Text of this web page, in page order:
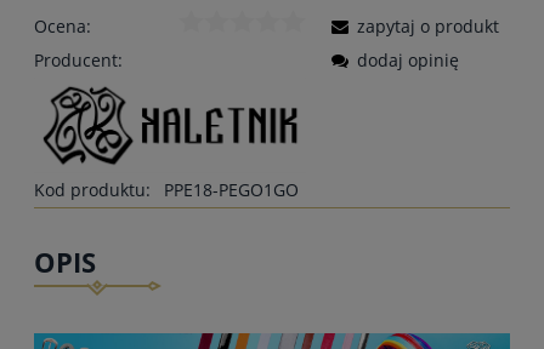
Ocena:
Producent:
Kod produktu: PPE18-PEGO1GO
zapytaj o produkt
dodaj opinię
OPIS